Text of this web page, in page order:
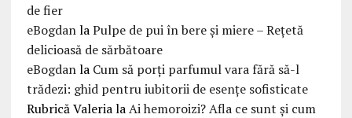
de fier
eBogdanlaPulpe de pui în bere și miere – Rețetă
delicioasă de sărbătoare
eBogdanla Cum să porți parfumul vara fără să-l
trădezi: ghid pentru iubitorii de esențe sofisticate
Rubrică ValerialaAi hemoroizi? Afla ce sunt și cum